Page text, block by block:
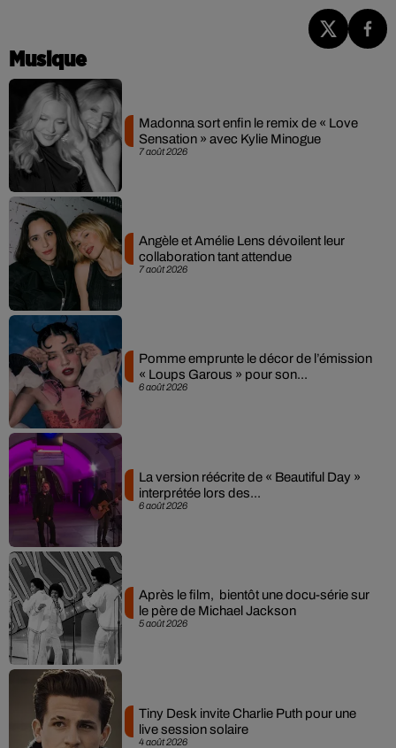
Musique
7 août 2026
Madonna sort enfin le remix de « Love
Sensation » avec Kylie Minogue
7 août 2026
Angèle et Amélie Lens dévoilent leur
collaboration tant attendue
6 août 2026
Pomme emprunte le décor de l’émission
« Loups Garous » pour son...
6 août 2026
La version réécrite de « Beautiful Day »
interprétée lors des...
5 août 2026
Après le film, bientôt une docu-série sur
le père de Michael Jackson
4 août 2026
Tiny Desk invite Charlie Puth pour une
live session solaire